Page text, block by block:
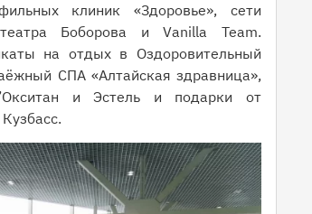
клиник «Здоровье», сети
Боборова и Vanilla Team.
на отдых в Оздоровительный
СПА «Алтайская здравница»,
и Эстель и подарки от